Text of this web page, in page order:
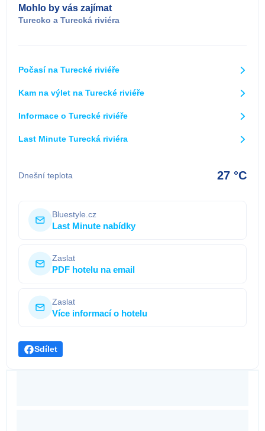
Mohlo by vás zajímat
Turecko a Turecká riviéra
Počasí na Turecké riviéře
Kam na výlet na Turecké riviéře
Informace o Turecké riviéře
Last Minute Turecká riviéra
Dnešní teplota 27 °C
Bluestyle.cz
Last Minute nabídky
Zaslat
PDF hotelu na email
Zaslat
Více informací o hotelu
Sdílet